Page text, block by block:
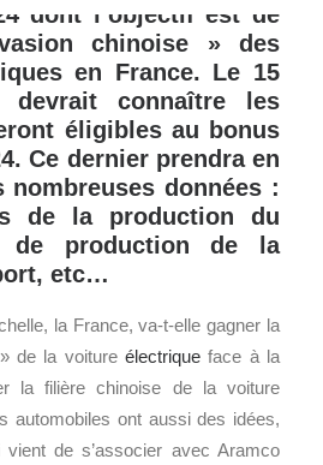
dont l’objectif est de
chinoise » des
en France. Le 15
devrait connaître les
éligibles au bonus
Ce dernier prendra en
nombreuses données :
de la production du
de production de la
etc…
la France, va-t-elle gagner la
de la voiture électrique face à la
la filière chinoise de la voiture
automobiles ont aussi des idées,
vient de s’associer avec Aramco